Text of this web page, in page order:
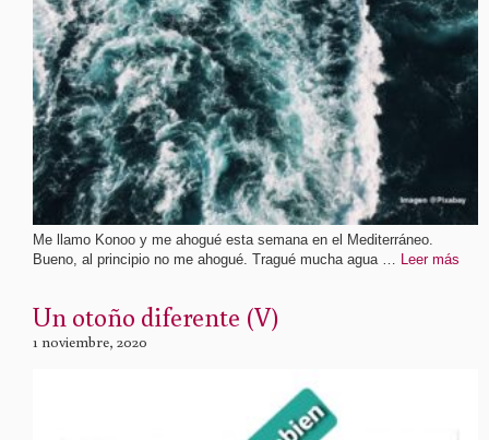
Me llamo Konoo y me ahogué esta semana en el Mediterráneo.
Bueno, al principio no me ahogué. Tragué mucha agua … Leer más
Un otoño diferente (V)
1 noviembre, 2020